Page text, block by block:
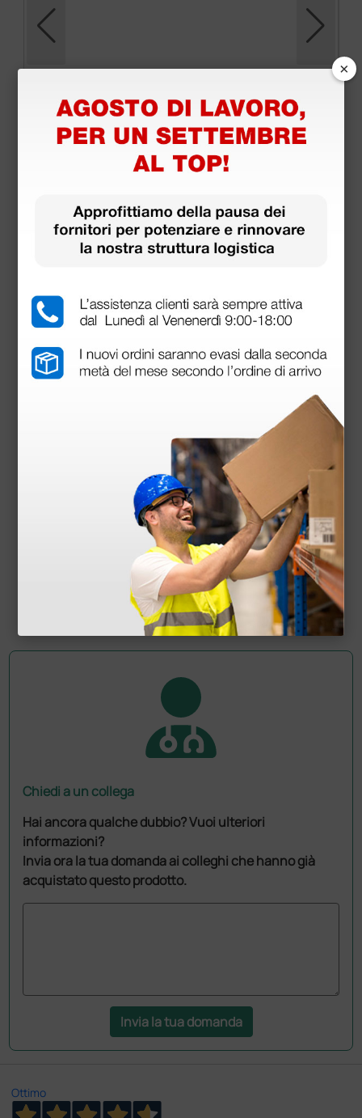
36,61 € 41,60 €
Prodotti simili e correlati
Elettrodo per elettrobisturi autoclavabile ad ago
1 pz.
Chiedi a un collega
Hai ancora qualche dubbio? Vuoi ulteriori
informazioni?
Invia ora la tua domanda ai colleghi che hanno già
acquistato questo prodotto.
Invia la tua domanda
Ottimo
×